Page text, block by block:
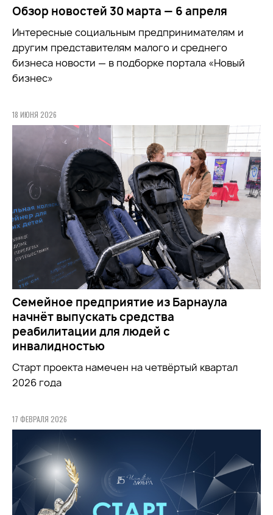
Обзор новостей 30 марта — 6 апреля
Интересные социальным предпринимателям и
другим представителям малого и среднего
бизнеса новости — в подборке портала «Новый
бизнес»
18 ИЮНЯ 2026
Семейное предприятие из Барнаула
начнёт выпускать средства
реабилитации для людей с
инвалидностью
Старт проекта намечен на четвёртый квартал
2026 года
17 ФЕВРАЛЯ 2026